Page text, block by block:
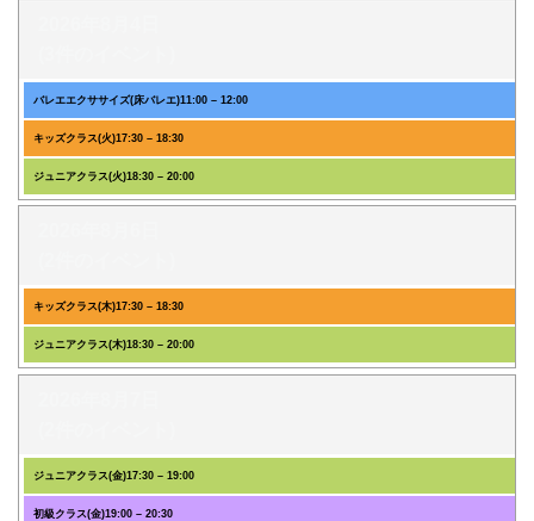
バレエエクササイズ(床バレエ)11:00 – 12:00
キッズクラス(火)17:30 – 18:30
ジュニアクラス(火)18:30 – 20:00
キッズクラス(木)17:30 – 18:30
ジュニアクラス(木)18:30 – 20:00
ジュニアクラス(金)17:30 – 19:00
初級クラス(金)19:00 – 20:30